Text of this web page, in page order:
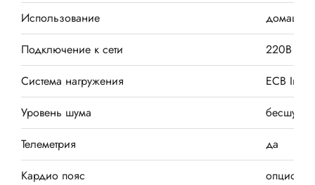
Использование
Подключение к сети
220В
Система нагружения
ECB
Уровень шума
Телеметрия
да
Кардио пояс